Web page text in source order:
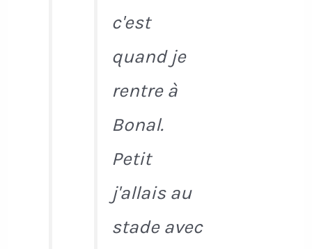
c'est
quand je
rentre à
Bonal.
Petit
j'allais au
stade avec